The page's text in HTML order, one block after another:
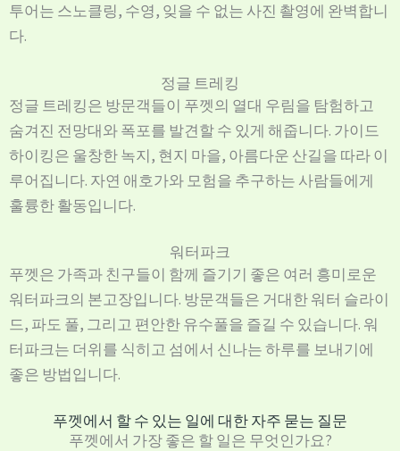
투어는 스노클링, 수영, 잊을 수 없는 사진 촬영에 완벽합니
다.
정글 트레킹
정글 트레킹은 방문객들이 푸껫의 열대 우림을 탐험하고
숨겨진 전망대와 폭포를 발견할 수 있게 해줍니다. 가이드
하이킹은 울창한 녹지, 현지 마을, 아름다운 산길을 따라 이
루어집니다. 자연 애호가와 모험을 추구하는 사람들에게
훌륭한 활동입니다.
워터파크
푸껫은 가족과 친구들이 함께 즐기기 좋은 여러 흥미로운
워터파크의 본고장입니다. 방문객들은 거대한 워터 슬라이
드, 파도 풀, 그리고 편안한 유수풀을 즐길 수 있습니다. 워
터파크는 더위를 식히고 섬에서 신나는 하루를 보내기에
좋은 방법입니다.
푸껫에서 할 수 있는 일에 대한 자주 묻는 질문
푸껫에서 가장 좋은 할 일은 무엇인가요?